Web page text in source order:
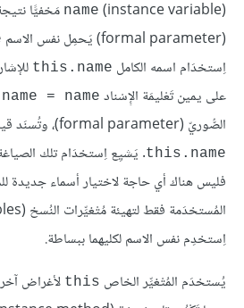
(instance variable)‏
name مَخفيًّا
(formal parameter) يَحمِل نفس الاسم
اِستخدَام اسمه الكامل this.name
على يمين تَعْليمَة الإِسْناد = name
الصُّوريّ (formal parameter)، وتُسنَد قيمته إلى مُتْغيِّر النسخة
this.name. يَشيِع اِستخدَام تلك
فليس هناك أي حاجة لاختيار أسماء جديدة
اِستخدِم نفس الاسم لكليهما ببساطة.
يُستخدَم المُتْغيِّر الخاص this لأغراض